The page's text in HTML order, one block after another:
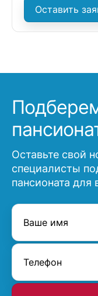
Оставить
Оставьте свой
специалисты
пансионата для